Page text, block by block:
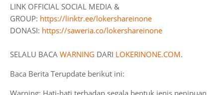
LINK OFFICIAL SOCIAL MEDIA &
GROUP: https://linktr.ee/lokershareinone
DONASI: https://saweria.co/lokershareinone
SELALU BACA WARNING DARI LOKERINONE.COM.
Baca Berita Terupdate berikut ini:
Warning: Hati-hati terhadap segala bentuk jenis penipuan